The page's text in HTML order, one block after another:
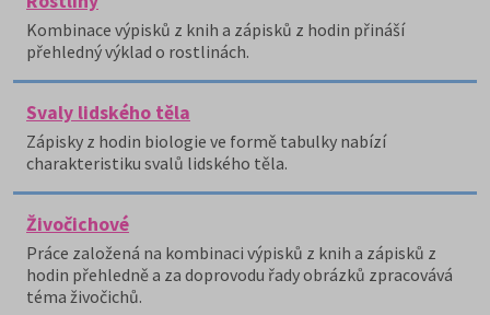
Kombinace výpisků z knih a zápisků z hodin přináší
přehledný výklad o rostlinách.
Svaly lidského těla
Zápisky z hodin biologie ve formě tabulky nabízí
charakteristiku svalů lidského těla.
Živočichové
Práce založená na kombinaci výpisků z knih a zápisků z
hodin přehledně a za doprovodu řady obrázků zpracovává
téma živočichů.